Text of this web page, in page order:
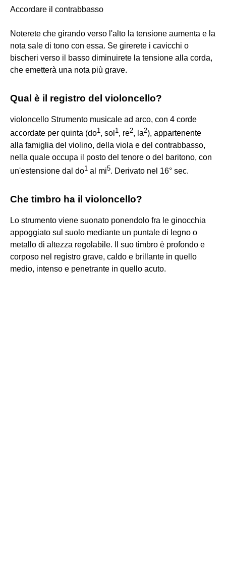
Accordare il contrabbasso
Noterete che girando verso l'alto la tensione aumenta e la
nota sale di tono con essa. Se girerete i cavicchi o
bischeri verso il basso diminuirete la tensione alla corda,
che emetterà una nota più grave.
Qual è il registro del violoncello?
violoncello Strumento musicale ad arco, con 4 corde
accordate per quinta (do1 , sol 1 , re2, la2), appartenente
alla famiglia del violino, della viola e del contrabbasso,
nella quale occupa il posto del tenore o del baritono, con
un'estensione dal do1 al mi5. Derivato nel 16° sec.
Che timbro ha il violoncello?
Lo strumento viene suonato ponendolo fra le ginocchia
appoggiato sul suolo mediante un puntale di legno o
metallo di altezza regolabile. Il suo timbro è profondo e
corposo nel registro grave, caldo e brillante in quello
medio, intenso e penetrante in quello acuto.